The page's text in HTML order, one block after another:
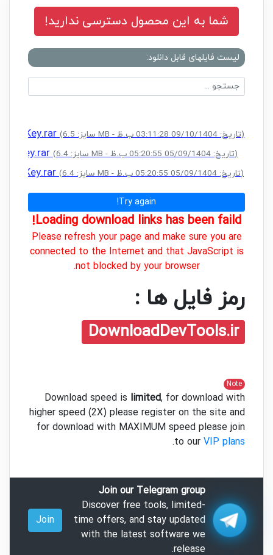
شما به این محصول دسترسی ندارید!
لیست فایلهای قابل دانلود:
Key.rar (سایز: 6.5 MB - تاریخ: 09/10/1404 03:11:28 ب.ظ)
Key.rar (سایز: 6.4 MB - تاریخ: 05/09/1404 05:20:55 ب.ظ)
Key.rar (سایز: 6.4 MB - تاریخ: 05/09/1404 05:20:55 ب.ظ)
Try again!
Loading download links has been faild!
Please refresh your page and make sure you are
connected to the Internet and that JavaScript is
not blocked by your browser.
رمز فایل ها :
DownloadDevTools.ir
Note
Download speed is limited, for download with
higher speed (2X) please register on the site and
for download with MAXIMUM speed please join
to our VIP plans
.
Join our Telegram group
Discover free tools, limited-
time offers, and stay updated
with the latest software we
release.
Join